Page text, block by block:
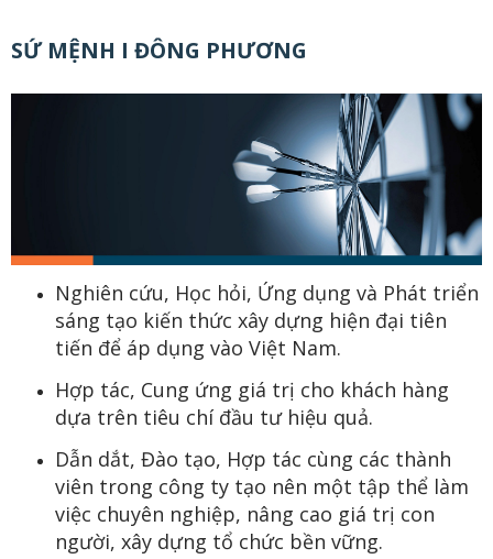
SỨ MỆNH I ĐÔNG PHƯƠNG
Nghiên cứu, Học hỏi, Ứng dụng và Phát triển
sáng tạo kiến thức xây dựng hiện đại tiên
tiến để áp dụng vào Việt Nam.
Hợp tác, Cung ứng giá trị cho khách hàng
dựa trên tiêu chí đầu tư hiệu quả.
Dẫn dắt, Đào tạo, Hợp tác cùng các thành
viên trong công ty tạo nên một tập thể làm
việc chuyên nghiệp, nâng cao giá trị con
người, xây dựng tổ chức bền vững.